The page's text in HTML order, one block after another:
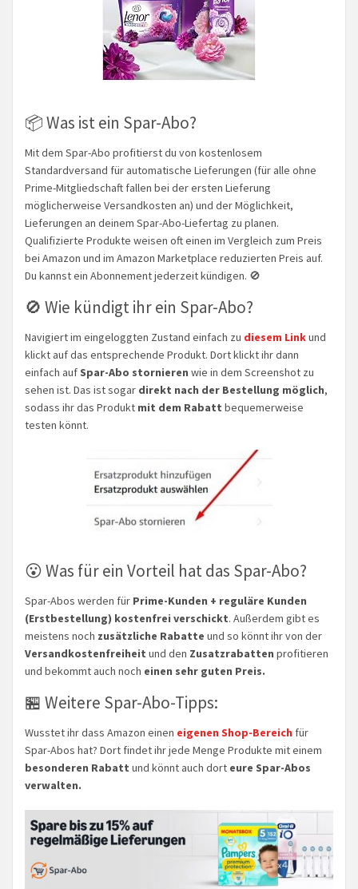
📦 Was ist ein Spar-Abo?
Mit dem Spar-Abo profitierst du von kostenlosem
Standardversand für automatische Lieferungen (für alle ohne
Prime-Mitgliedschaft fallen bei der ersten Lieferung
möglicherweise Versandkosten an) und der Möglichkeit,
Lieferungen an deinem Spar-Abo-Liefertag zu planen.
Qualifizierte Produkte weisen oft einen im Vergleich zum Preis
bei Amazon und im Amazon Marketplace reduzierten Preis auf.
Du kannst ein Abonnement jederzeit kündigen. 🚫
🚫 Wie kündigt ihr ein Spar-Abo?
Navigiert im eingeloggten Zustand einfach zu diesem Linkund
klickt auf das entsprechende Produkt. Dort klickt ihr dann
einfach auf Spar-Abo stornieren wie in dem Screenshot zu
sehen ist. Das ist sogar direkt nach der Bestellung möglich,
sodass ihr das Produkt mit dem Rabatt bequemerweise
testen könnt.
😮 Was für ein Vorteil hat das Spar-Abo?
Spar-Abos werden für Prime-Kunden + reguläre Kunden
(Erstbestellung) kostenfrei verschickt. Außerdem gibt es
meistens noch zusätzliche Rabatte und so könnt ihr von der
Versandkostenfreiheit und den Zusatzrabatten profitieren
und bekommt auch noch einen sehr guten Preis.
🏪 Weitere Spar-Abo-Tipps:
Wusstet ihr dass Amazon einen eigenen Shop-Bereich für
Spar-Abos hat? Dort findet ihr jede Menge Produkte mit einem
besonderen Rabatt und könnt auch dort eure Spar-Abos
verwalten.